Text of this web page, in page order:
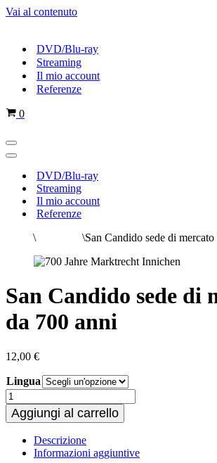
Vai al contenuto
DVD/Blu-ray
Streaming
Il mio account
Referenze
Carrello
0
Menu
di
Menu
navigazioneDVD/Blu-ray
Streaming
Il mio account
Referenze
\ \San Candido sede di
San Candido sede di
da 700 anni
12,00 €
Lingua
San
Candido
sede
mercato
Aggiungi al carrello
Descrizione
Informazioni aggiuntive